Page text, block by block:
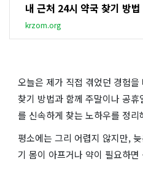
내 근처 24시 약국 찾기 방
krzom.org
오늘은 제가 직접 겪었던 경험
찾기 방법과 함께 주말이나 공
를 신속하게 찾는 노하우를 정리
평소에는 그리 어렵지 않지만,
기 몸이 아프거나 약이 필요하